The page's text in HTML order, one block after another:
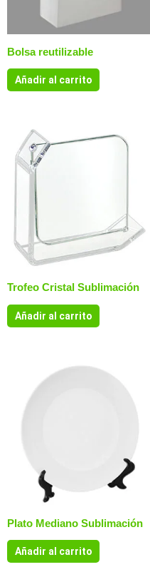
Bolsa reutilizable
Añadir al carrito
Trofeo Cristal Sublimación
Añadir al carrito
Plato Mediano Sublimación
Añadir al carrito